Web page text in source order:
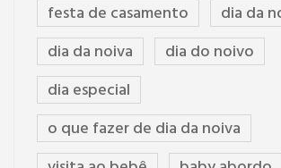
festa de casamento
dia da
dia da noiva
dia do noivo
dia especial
o que fazer de dia da noiva